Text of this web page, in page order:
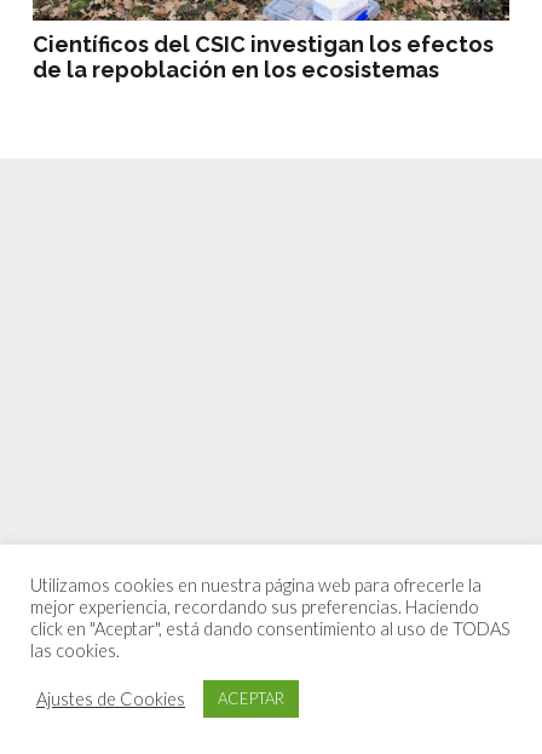
Científicos del CSIC investigan los efectos
de la repoblación en los ecosistemas
Utilizamos cookies en nuestra página web para ofrecerle la
mejor experiencia, recordando sus preferencias. Haciendo
click en "Aceptar", está dando consentimiento al uso de TODAS
las cookies.
Ajustes de Cookies ACEPTAR